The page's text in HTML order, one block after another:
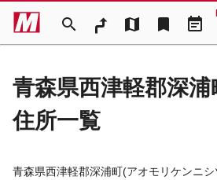
search map bookmark event_note
青森県西津軽郡深浦
住所一覧
青森県西津軽郡深浦町(アオモリケンニ